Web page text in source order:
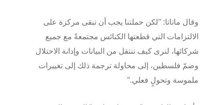
وقال ماتاتا: "لكن حملتنا يجب أن تبقى مركزة على
الالتزامات التي قطعتها الكنائس مجتمعةً مع جميع
شركائها، لنرى كيف ننتقل من البيانات وإدانة الاحتلال
وضمّ فلسطين، إلى محاولة ترجمة ذلك إلى تغييرات
ملموسة وتحولٍ فعلي."